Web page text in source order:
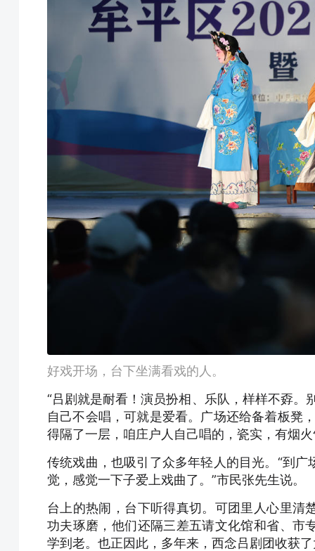
好戏开场，台下坐满看戏的人。
“吕剧就是耐看！演员扮相、乐队，样样不孬。
自己不会唱，可就是爱看。广场还给备着板凳
得隔了一层，咱庄户人自己唱的，瓷实，有烟火
传统戏曲，也吸引了众多年轻人的目光。“到
觉，感觉一下子爱上戏曲了。”市民张先生说。
台上的热闹，台下听得真切。可团里人心里清
功夫琢磨，他们还隔三差五请文化馆和省、市
学到老。也正因此，多年来，西念吕剧团收获